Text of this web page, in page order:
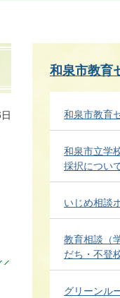
和泉市教育
和泉市教育
和泉市立学
採択につい
いじめ相談
教育相談（
だち・不登
グリーンル